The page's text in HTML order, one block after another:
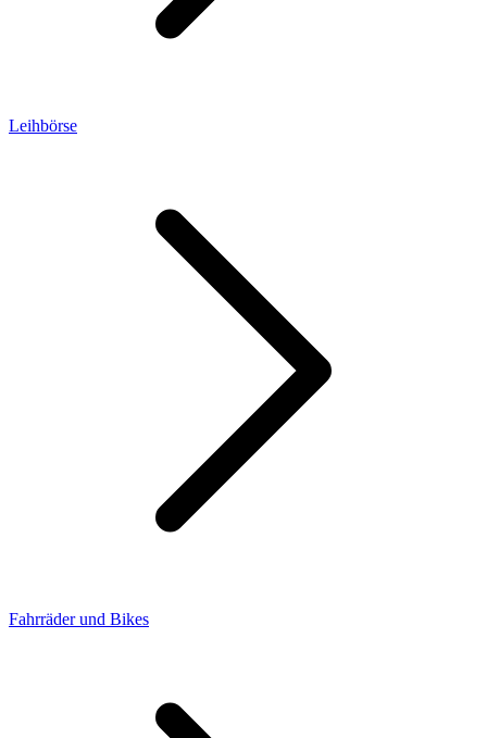
Leihbörse
Fahrräder und Bikes